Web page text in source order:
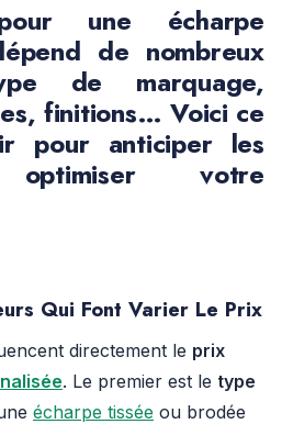
une écharpe
de nombreux
de marquage,
finitions… Voici ce
pour anticiper les
votre
Qui Font Varier Le Prix
directement le prix
. Le premier est le type
écharpe tissée ou brodée